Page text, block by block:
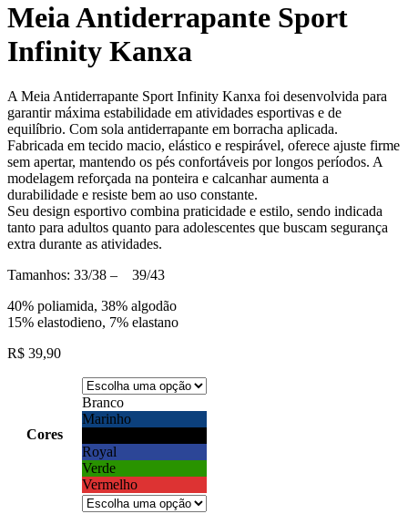
Meia Antiderrapante Sport
Infinity Kanxa
A Meia Antiderrapante Sport Infinity Kanxa foi desenvolvida para
garantir máxima estabilidade em atividades esportivas e de
equilíbrio. Com sola antiderrapante em borracha aplicada.
Fabricada em tecido macio, elástico e respirável, oferece ajuste firme
sem apertar, mantendo os pés confortáveis por longos períodos. A
modelagem reforçada na ponteira e calcanhar aumenta a
durabilidade e resiste bem ao uso constante.
Seu design esportivo combina praticidade e estilo, sendo indicada
tanto para adultos quanto para adolescentes que buscam segurança
extra durante as atividades.
Tamanhos: 33/38 – 39/43
40% poliamida, 38% algodão
15% elastodieno, 7% elastano
R$ 39,90
Cores
Branco
Marinho
Royal
Verde
Vermelho